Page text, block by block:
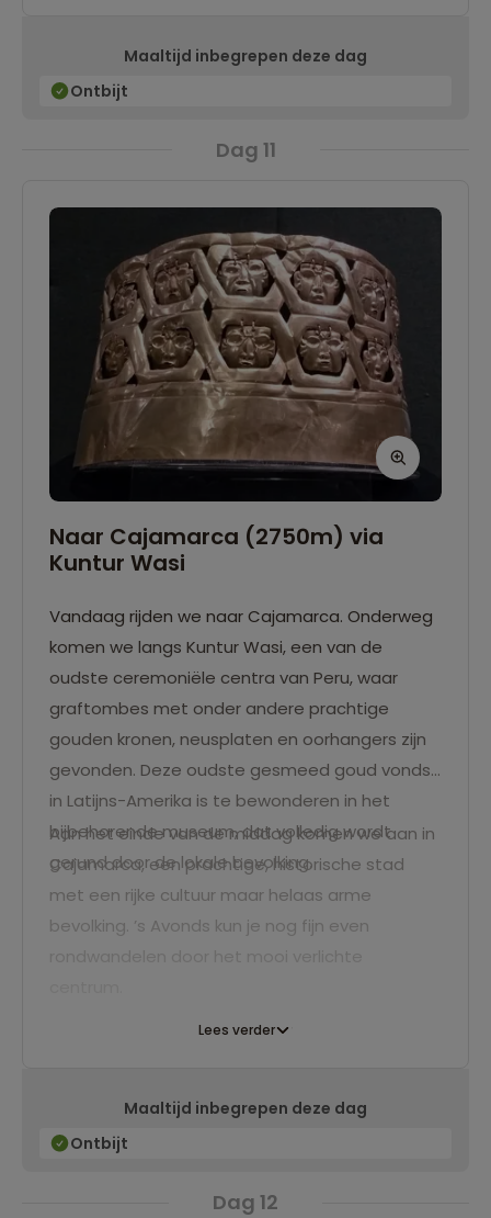
Maaltijd inbegrepen deze dag
Ontbijt
Dag 11
Naar Cajamarca (2750m) via
Kuntur Wasi
Vandaag rijden we naar Cajamarca. Onderweg
komen we langs Kuntur Wasi, een van de
oudste ceremoniële centra van Peru, waar
graftombes met onder andere prachtige
gouden kronen, neusplaten en oorhangers zijn
gevonden. Deze oudste gesmeed goud vondst
in Latijns-Amerika is te bewonderen in het
bijbehorende museum, dat volledig wordt
gerund door de lokale bevolking.
Aan het einde van de middag komen we aan in
Cajamarca, een prachtige, historische stad
met een rijke cultuur maar helaas arme
bevolking. ’s Avonds kun je nog fijn even
Lees verder
Maaltijd inbegrepen deze dag
Ontbijt
Dag 12